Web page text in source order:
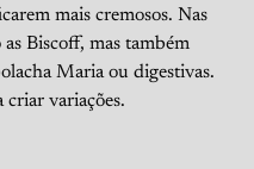
mais cremosos. Nas
as Biscoff, mas também
Maria ou digestivas.
variações.